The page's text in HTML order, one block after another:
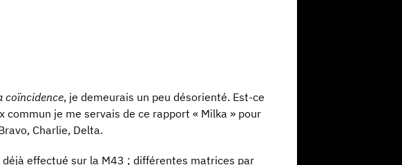
coïncidence, je demeurais un peu désorienté. Est-ce
commun je me servais de ce rapport « Milka » pour
Charlie, Delta.
effectué sur la M43 ; différentes matrices par